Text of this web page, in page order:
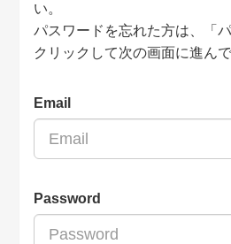
い。
パスワードを忘れた方は、「
クリックして次の画面に進んで
Email
Password